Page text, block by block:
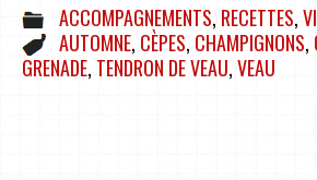
ACCOMPAGNEMENTS, RECETTES,
AUTOMNE, CÈPES, CHAMPIGNONS,
GRENADE, TENDRON DE VEAU,VEAU